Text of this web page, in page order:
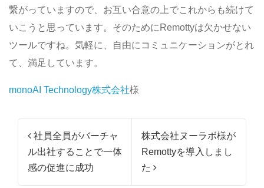
繋がっていますので、お互い合意の上でこれからも続けて
いこうと思っています。そのためにRemottyは欠かせない
ツールですね。気軽に、自由にコミュニケーションがとれ
て、満足しています。
monoAI Technology株式会社様
投稿ナビゲーション
社員全員がバーチャ
ル出社することで一体
感の促進に成功
株式会社ヌーラボ様が
Remottyを導入しまし
た